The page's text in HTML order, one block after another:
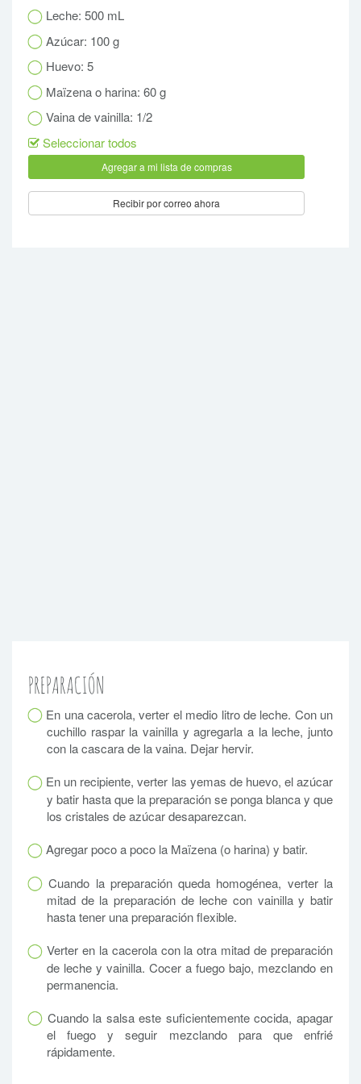
Leche: 500 mL
Azúcar: 100 g
Huevo: 5
Maïzena o harina: 60 g
Vaina de vainilla: 1/2
Seleccionar todos
Recibir por correo ahora
PREPARACIÓN
En una cacerola, verter el medio litro de leche. Con un
cuchillo raspar la vainilla y agregarla a la leche, junto
con la cascara de la vaina. Dejar hervir.
En un recipiente, verter las yemas de huevo, el azúcar
y batir hasta que la preparación se ponga blanca y que
los cristales de azúcar desaparezcan.
Agregar poco a poco la Maïzena (o harina) y batir.
Cuando la preparación queda homogénea, verter la
mitad de la preparación de leche con vainilla y batir
hasta tener una preparación flexible.
Verter en la cacerola con la otra mitad de preparación
de leche y vainilla. Cocer a fuego bajo, mezclando en
permanencia.
Cuando la salsa este suficientemente cocida, apagar
el fuego y seguir mezclando para que enfrié
rápidamente.